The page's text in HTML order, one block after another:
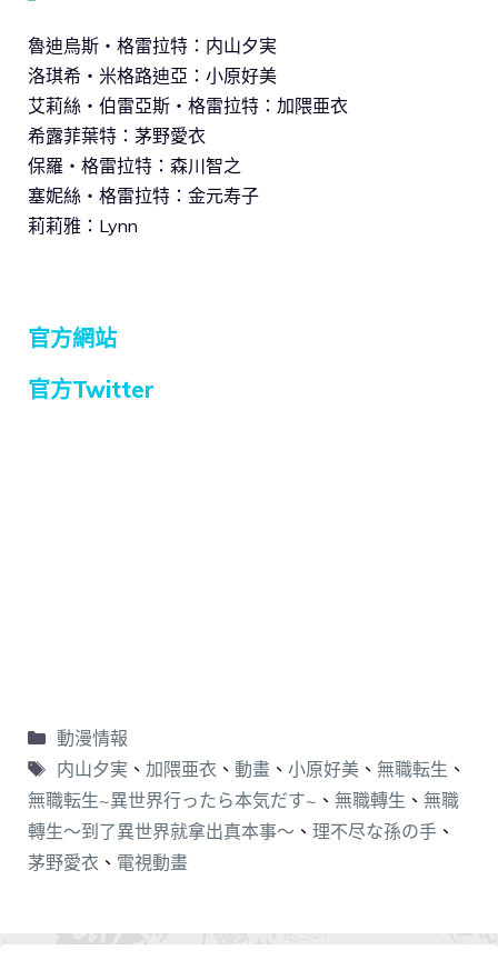
魯迪烏斯・格雷拉特：内山夕実
洛琪希・米格路迪亞：小原好美
艾莉絲・伯雷亞斯・格雷拉特：加隈亜衣
希露菲葉特：茅野愛衣
保羅・格雷拉特：森川智之
塞妮絲・格雷拉特：金元寿子
莉莉雅：Lynn
官方網站
官方Twitter
動漫情報
内山夕実 、 加隈亜衣 、 動畫、 小原好美、 無職転生 、
無職転生~異世界行ったら本気だす~ 、 無職轉生 、 無職
轉生～到了異世界就拿出真本事～ 、 理不尽な孫の手 、
茅野愛衣 、 電視動畫